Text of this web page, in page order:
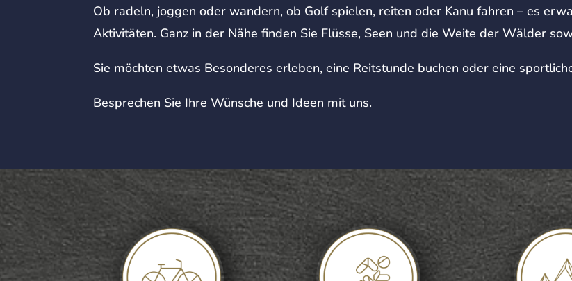
Ob radeln, joggen oder wandern, ob Golf spielen, reiten oder Kanu fahren – es
Aktivitäten. Ganz in der Nähe finden Sie Flüsse, Seen und die Weite der Wälder
Sie möchten etwas Besonderes erleben, eine Reitstunde buchen oder eine
Besprechen Sie Ihre Wünsche und Ideen mit uns.